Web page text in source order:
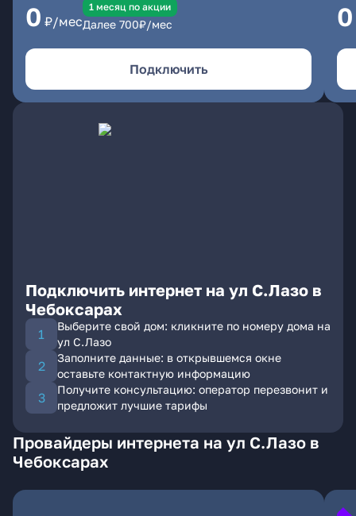
0 ₽/мес
1 месяц по акции
Далее 700₽/мес
Подключить
0
Подключить интернет на ул С.Лазо в
Чебоксарах
Выберите свой дом: кликните по номеру дома на
ул С.Лазо
Заполните данные: в открывшемся окне
оставьте контактную информацию
Получите консультацию: оператор перезвонит и
предложит лучшие тарифы
Провайдеры интернета на ул С.Лазо в
Чебоксарах